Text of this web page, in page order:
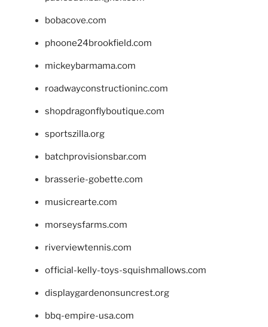
bobacove.com
phoone24brookfield.com
mickeybarmama.com
roadwayconstructioninc.com
shopdragonflyboutique.com
sportszilla.org
batchprovisionsbar.com
brasserie-gobette.com
musicrearte.com
morseysfarms.com
riverviewtennis.com
official-kelly-toys-squishmallows.com
displaygardenonsuncrest.org
bbq-empire-usa.com